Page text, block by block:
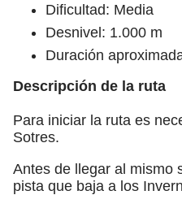
Dificultad: Media
Desnivel: 1.000 m
Duración
Descripción de la ruta
Para iniciar la ruta es
Sotres.
Antes de llegar al mismo
pista que baja a los